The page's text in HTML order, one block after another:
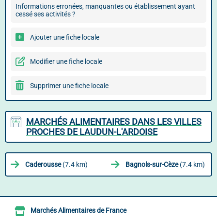
Informations erronées, manquantes ou établissement ayant
cessé ses activités ?
Ajouter une fiche locale
Modifier une fiche locale
Supprimer une fiche locale
MARCHÉS ALIMENTAIRES DANS LES VILLES
PROCHES DE LAUDUN-L'ARDOISE
Caderousse(7.4 km) Bagnols-sur-Cèze(7.4 km)
Marchés Alimentaires de France